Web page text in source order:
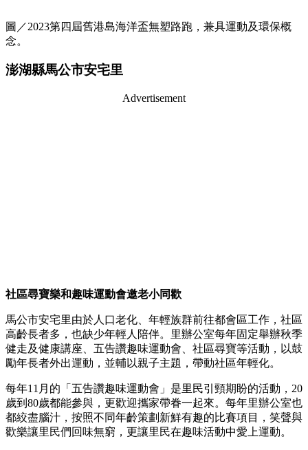
圖／2023第四屆舊港島海洋盃無塑路跑，兼具運動及環保概
念。
澎湖縣馬公市安宅里
Advertisement
社區尋寶樂和趣味運動會邀老小同歡
馬公市安宅里由於人口老化、年輕族群前往都會區工作，社區
高齡長者多，也缺少年輕人陪伴。里辦公室每年固定舉辦秋季
健走及健康講座、五告讚趣味運動會、社區尋寶等活動，以鼓
勵年長者外出運動，並輔以親子主題，帶動社區年輕化。
每年11月的「五告讚趣味運動會」是里民引頸期盼的活動，20
歲到80歲都能參與，更歡迎攜家帶眷一起來。每年里辦公室也
都絞盡腦汁，按照不同年齡策劃新鮮有趣的比賽項目，笑聲與
歡樂讓里民們回味無窮，更讓里民在趣味活動中愛上運動。